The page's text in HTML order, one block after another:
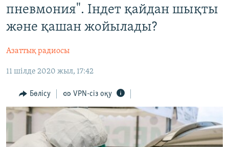
content
to
main
Navigation
Skip
Search
АДАМ ҚҰҚЫҚТАРЫ
ӘЛЕУМЕТ
ӘЛЕМ
АРНАЙЫ ЖОБАЛАР
Русский
пневмония". Індет қайдан шықты
және қашан жойылады?
Азаттық радиосы
11 шілде 2020 жыл, 17:42
Бөлісу VPN-сіз оқу